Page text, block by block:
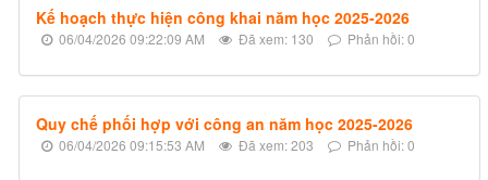
Kế hoạch thực hiện công khai năm học 2025-2026
06/04/2026 09:22:09 AM Đã xem: 130 Phản hồi: 0
Quy chế phối hợp với công an năm học 2025-2026
06/04/2026 09:15:53 AM Đã xem: 203 Phản hồi: 0